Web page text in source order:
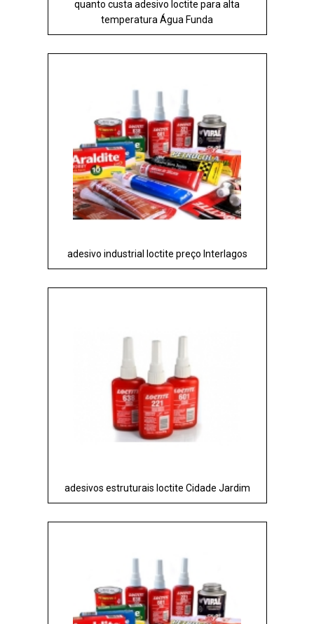
quanto custa adesivo loctite para alta
temperatura Água Funda
adesivo industrial loctite preço Interlagos
adesivos estruturais loctite Cidade Jardim